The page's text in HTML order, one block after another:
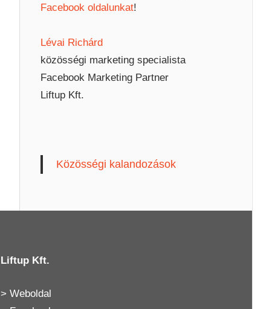
Facebook oldalunkat!
Lévai Richárd
közösségi marketing specialista
Facebook Marketing Partner
Liftup Kft.
Közösségi kalandozások
Liftup Kft.
>Weboldal